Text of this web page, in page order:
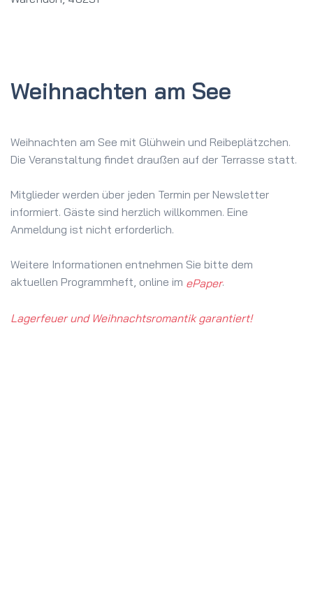
Weihnachten am See
Weihnachten am See mit Glühwein und Reibeplätzchen.
Die Veranstaltung findet draußen auf der Terrasse statt.
Mitglieder werden über jeden Termin per Newsletter
informiert. Gäste sind herzlich willkommen. Eine
Anmeldung ist nicht erforderlich.
Weitere Informationen entnehmen Sie bitte dem
aktuellen Programmheft, online im ePaper.
Lagerfeuer und Weihnachtsromantik garantiert!